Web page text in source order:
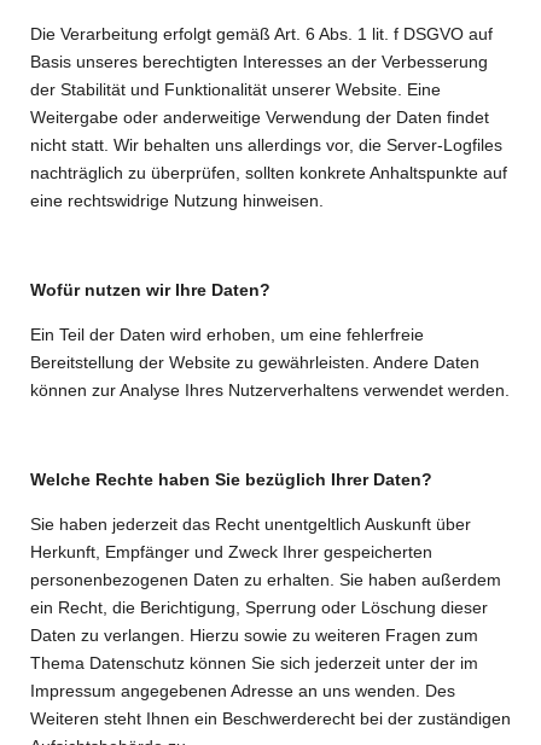
Die Verarbeitung erfolgt gemäß Art. 6 Abs. 1 lit. f DSGVO auf
Basis unseres berechtigten Interesses an der Verbesserung
der Stabilität und Funktionalität unserer Website. Eine
Weitergabe oder anderweitige Verwendung der Daten findet
nicht statt. Wir behalten uns allerdings vor, die Server-Logfiles
nachträglich zu überprüfen, sollten konkrete Anhaltspunkte auf
eine rechtswidrige Nutzung hinweisen.
Wofür nutzen wir Ihre Daten?
Ein Teil der Daten wird erhoben, um eine fehlerfreie
Bereitstellung der Website zu gewährleisten. Andere Daten
können zur Analyse Ihres Nutzerverhaltens verwendet werden.
Welche Rechte haben Sie bezüglich Ihrer Daten?
Sie haben jederzeit das Recht unentgeltlich Auskunft über
Herkunft, Empfänger und Zweck Ihrer gespeicherten
personenbezogenen Daten zu erhalten. Sie haben außerdem
ein Recht, die Berichtigung, Sperrung oder Löschung dieser
Daten zu verlangen. Hierzu sowie zu weiteren Fragen zum
Thema Datenschutz können Sie sich jederzeit unter der im
Impressum angegebenen Adresse an uns wenden. Des
Weiteren steht Ihnen ein Beschwerderecht bei der zuständigen